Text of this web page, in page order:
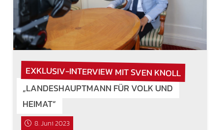
EXKLUSIV-INTERVIEW MIT SVEN KNOLL
„LANDESHAUPTMANN FÜR VOLK UND
HEIMAT“
8. Juni 2023